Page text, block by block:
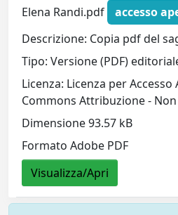
Elena Randi.pdf
accesso
Descrizione: Copia pdf del
Tipo: Versione (PDF)
Licenza: Licenza per
Commons Attribuzione - Non
Dimensione 93.57 kB
Formato Adobe PDF
Visualizza/Apri